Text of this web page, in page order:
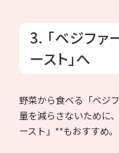
3. 「ベジファ
ースト」へ
野菜から食べる「ベジ
量を減らさないために
ースト」**もおすすめ。